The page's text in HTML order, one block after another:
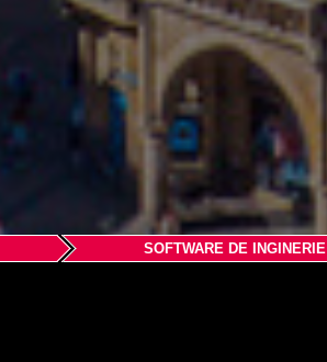
SOFTWARE DE INGINERIE